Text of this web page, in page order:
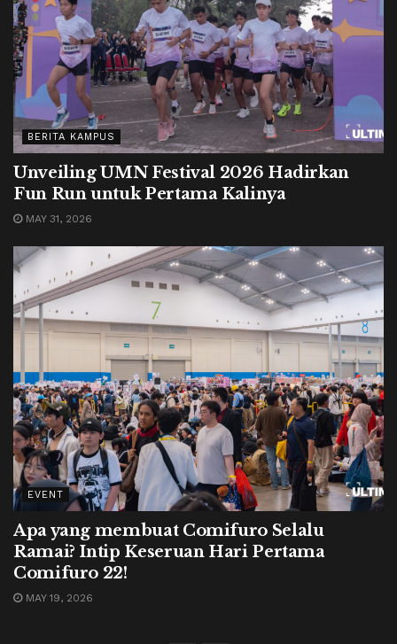
BERITA KAMPUS
Unveiling UMN Festival 2026 Hadirkan
Fun Run untuk Pertama Kalinya
MAY 31, 2026
EVENT
Apa yang membuat Comifuro Selalu
Ramai? Intip Keseruan Hari Pertama
Comifuro 22!
MAY 19, 2026